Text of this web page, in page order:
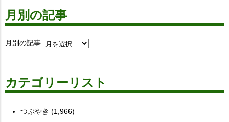
月別の記事
月別の記事
カテゴリーリスト
つぶやき (1,966)